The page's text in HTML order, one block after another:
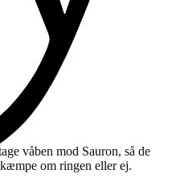
våben mod Sauron, så de
om ringen eller ej.